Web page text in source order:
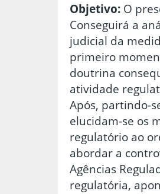
Objetivo: O
Conseguirá a
judicial da
primeiro
doutrina
atividade
Após, partindo-
elucidam-se os
regulatório ao
abordar a
Agências
regulatória,